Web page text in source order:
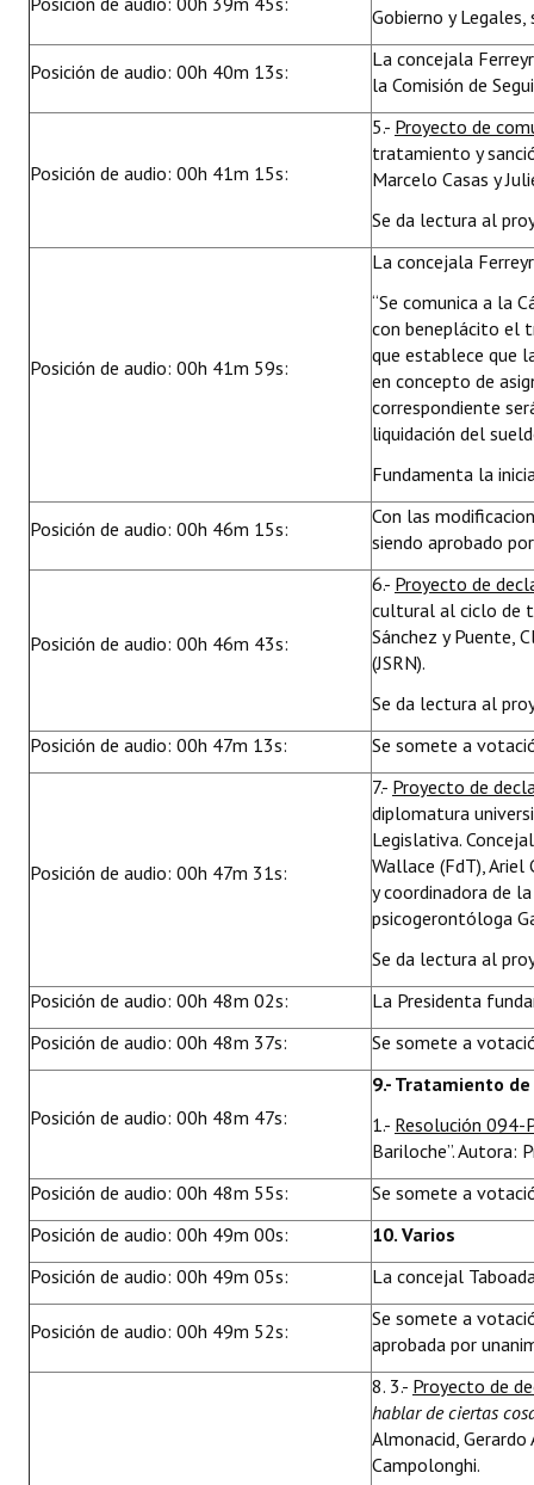
Gobierno y
Posición de audio: 00h 40m 13s:
La concejala
la Comisión de
Posición de audio: 00h 41m 15s:
5.- Proyecto de
tratamiento y
Marcelo Casas y
Se da lectura al
Posición de audio: 00h 41m 59s:
La concejala
“Se comunica a la
con beneplácito el
que establece que
en concepto de
correspondiente
liquidación del
Fundamenta la
Posición de audio: 00h 46m 15s:
Con las
siendo aprobado
Posición de audio: 00h 46m 43s:
6.- Proyecto de
cultural al ciclo de
Sánchez y Puente,
(JSRN).
Se da lectura al
Posición de audio: 00h 47m 13s:
Se somete a
Posición de audio: 00h 47m 31s:
7.- Proyecto de
diplomatura
Legislativa.
Wallace (FdT), Ariel
y coordinadora de
psicogerontóloga
Se da lectura al
Posición de audio: 00h 48m 02s:
La Presidenta
Posición de audio: 00h 48m 37s:
Se somete a
Posición de audio: 00h 48m 47s:
9.- Tratamiento
1.- Resolución 094-
Bariloche”. Autora:
Posición de audio: 00h 48m 55s:
Se somete a
Posición de audio: 00h 49m 00s:
10. Varios
Posición de audio: 00h 49m 05s:
La concejal
Posición de audio: 00h 49m 52s:
Se somete a
aprobada por
8. 3.- Proyecto de
hablar de ciertas
Almonacid, Gerardo
Campolonghi.